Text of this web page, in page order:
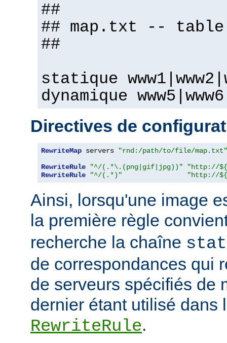
##
## map.txt --
##
statique
dynamique www5|www6
Directives de
RewriteMap servers
"rnd:/path/to/file/map.txt"
RewriteRule
"^/(.*\.(png|gif|jpg))"
"http://
RewriteRule
"^/(.*)" "http://
Ainsi, lorsqu'une image
la première règle
recherche la chaîne
de correspondances qui
de serveurs spécifiés de
dernier étant utilisé dans
RewriteRule.